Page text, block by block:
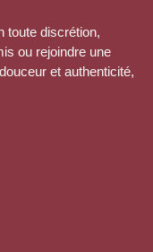
toute discrétion,
ou rejoindre une
et authenticité,